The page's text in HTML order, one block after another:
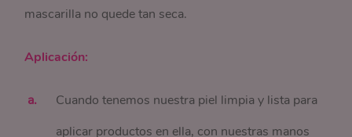
mascarilla no quede tan seca.
Aplicación:
Cuando tenemos nuestra piel limpia y lista para
aplicar productos en ella, con nuestras manos